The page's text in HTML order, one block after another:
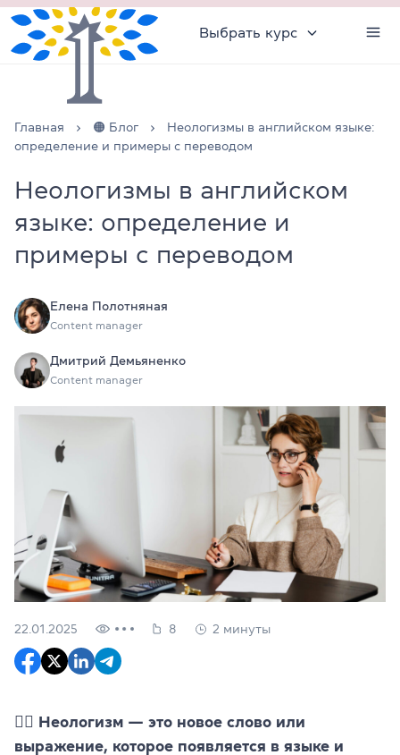
Выбрать курс
Главная 🟠 Блог
Неологизмы в английском языке:
определение и примеры с переводом
Неологизмы в английском
языке: определение и
примеры с переводом
Елена Полотняная
Content manager
Дмитрий Демьяненко
Content manager
22.01.2025 8 2 минуты
✍🏼 Неологизм — это новое слово или
выражение, которое появляется в языке и